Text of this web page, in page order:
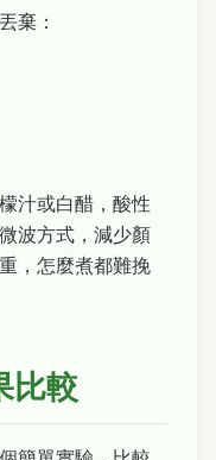
棄：
汁或白醋，酸性
波方式，減少顏
，怎麼煮都難挽
比較